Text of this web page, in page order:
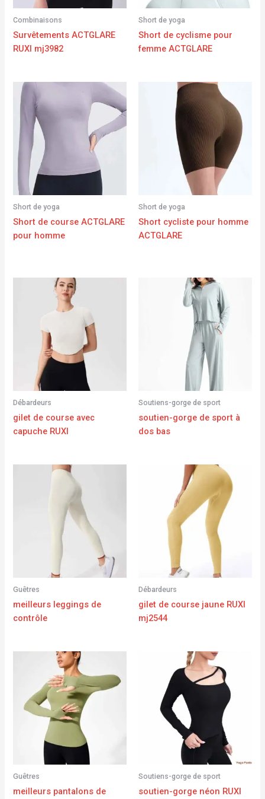
Combinaisons
Survêtements ACTGLARE
RUXI mj3982
Short de yoga
Short de cyclisme pour
femme ACTGLARE
Short de yoga
Short de course ACTGLARE
pour homme
Short de yoga
Short cycliste pour homme
ACTGLARE
Débardeurs
gilet de course avec
capuche RUXI
Soutiens-gorge de sport
soutien-gorge de sport à
dos bas
Guêtres
meilleurs leggings de
contrôle
Débardeurs
gilet de course jaune RUXI
mj2544
Guêtres
meilleurs pantalons de
Soutiens-gorge de sport
soutien-gorge néon RUXI